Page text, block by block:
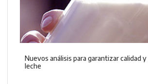
Nuevos análisis para garantizar calidad
leche